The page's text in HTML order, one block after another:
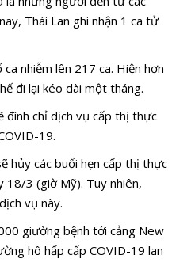
Thái Lan ghi nhận 1 ca tử
nhiễm lên 217 ca. Hiện hơn
đi lại kéo dài một tháng.
đình chỉ dịch vụ cấp thị thực
19.
hủy các buổi hẹn cấp thị thực
18/3 (giờ Mỹ). Tuy nhiên,
vụ này.
giường bệnh tới cảng New
hô hấp cấp COVID-19 lan